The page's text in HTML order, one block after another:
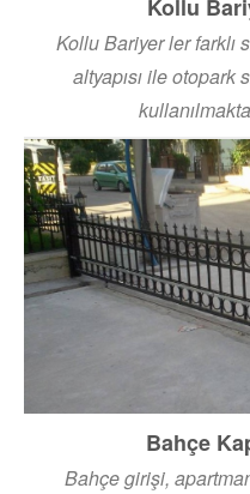
Kollu
Kollu Bariyer ler farklı
altyapısı ile
Bahçe
Bahçe girişi,